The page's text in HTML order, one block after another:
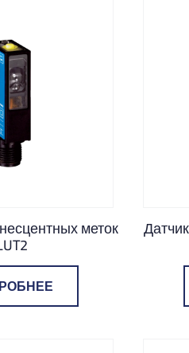
меток